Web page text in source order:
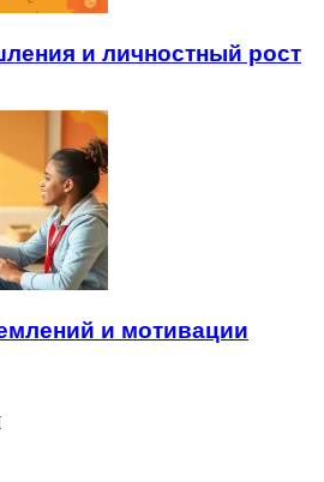
и личностный рост
и мотивации